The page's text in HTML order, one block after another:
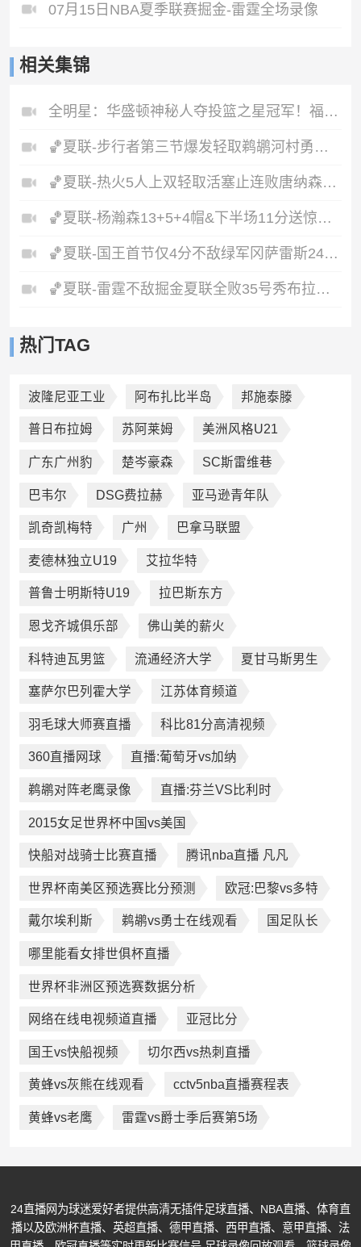
07月15日NBA夏季联赛掘金-雷霆全场录像
相关集锦
全明星：华盛顿神秘人夺投篮之星冠军！福德夺得三分大赛冠军！
🏀夏联-步行者第三节爆发轻取鹈鹕河村勇辉5+5+12斯劳森22分
🏀夏联-热火5人上双轻取活塞止连败唐纳森20+8+10奥科里27分
🏀夏联-杨瀚森13+5+4帽&下半场11分送惊艳妙传开拓者力克掘金
🏀夏联-国王首节仅4分不敌绿军冈萨雷斯24+10+5塞纳克10+12
🏀夏联-雷霆不敌掘金夏联全败35号秀布拉齐尔32+6马拉14+7+6
热门TAG
波隆尼亚工业 阿布扎比半岛 邦施泰滕
普日布拉姆 苏阿莱姆 美洲风格U21
广东广州豹 楚岑豪森 SC斯雷维巷
巴韦尔 DSG费拉赫 亚马逊青年队
凯奇凯梅特 广州 巴拿马联盟
麦德林独立U19 艾拉华特
普鲁士明斯特U19 拉巴斯东方
恩戈齐城俱乐部 佛山美的薪火
科特迪瓦男篮 流通经济大学 夏甘马斯男生
塞萨尔巴列霍大学 江苏体育频道
羽毛球大师赛直播 科比81分高清视频
360直播网球 直播:葡萄牙vs加纳
鹈鹕对阵老鹰录像 直播:芬兰VS比利时
2015女足世界杯中国vs美国
快船对战骑士比赛直播 腾讯nba直播 凡凡
世界杯南美区预选赛比分预测 欧冠:巴黎vs多特
戴尔埃利斯 鹈鹕vs勇士在线观看 国足队长
哪里能看女排世俱杯直播
世界杯非洲区预选赛数据分析
网络在线电视频道直播 亚冠比分
国王vs快船视频 切尔西vs热刺直播
黄蜂vs灰熊在线观看 cctv5nba直播赛程表
黄蜂vs老鹰 雷霆vs爵士季后赛第5场
24直播网为球迷爱好者提供高清无插件足球直播、NBA直播、体育直
播以及欧洲杯直播、英超直播、德甲直播、西甲直播、意甲直播、法